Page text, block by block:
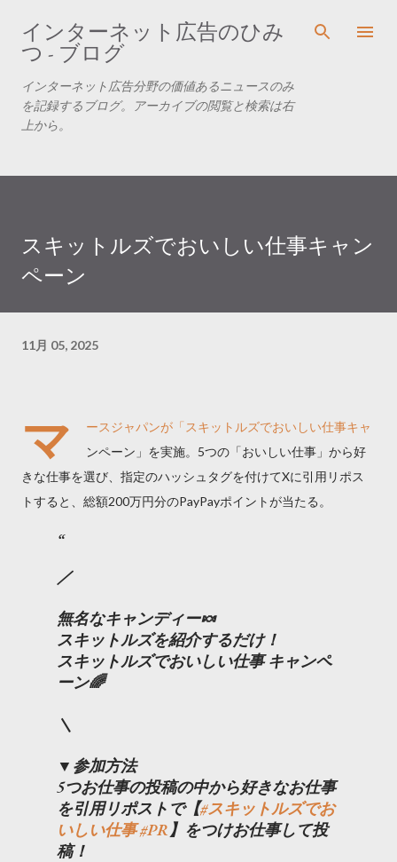
スキップしてメイン コンテンツに移動
インターネット広告のひみ
つ - ブログ
インターネット広告分野の価値あるニュースのみ
を記録するブログ。アーカイブの閲覧と検索は右
上から。
スキットルズでおいしい仕事キャン
ペーン
11月 05, 2025
マ
ースジャパンが「スキットルズでおいしい仕事キャ
ンペーン」を実施。5つの「おいしい仕事」から好
きな仕事を選び、指定のハッシュタグを付けてXに引用リポス
トすると、総額200万円分のPayPayポイントが当たる。
／
無名なキャンディー🍬
スキットルズを紹介するだけ！
スキットルズでおいしい仕事 キャンペ
ーン🌈
＼
▼参加方法
5つお仕事の投稿の中から好きなお仕事
を引用リポストで【#スキットルズでお
いしい仕事#PR】をつけお仕事して投
稿！